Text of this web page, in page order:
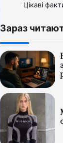
Цікаві
Зараз